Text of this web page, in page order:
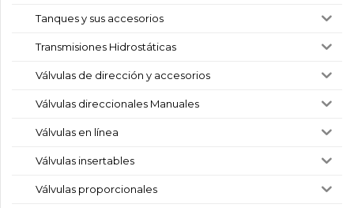
Tanques y sus accesorios
Transmisiones Hidrostáticas
Válvulas de dirección y accesorios
Válvulas direccionales Manuales
Válvulas en línea
Válvulas insertables
Válvulas proporcionales